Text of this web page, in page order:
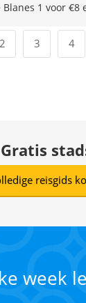
1 voor
2 3 4
Gratis
reisgids
week